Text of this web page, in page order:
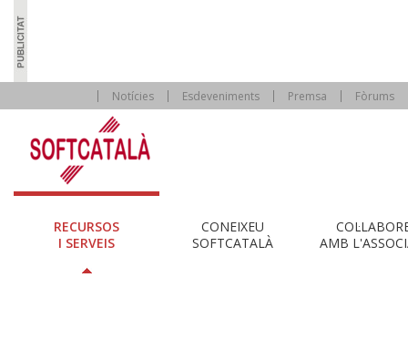
Notícies Esdeveniments Premsa Fòrums
RECURSOS
I SERVEIS
CONEIXEU
SOFTCATALÀ
AMB